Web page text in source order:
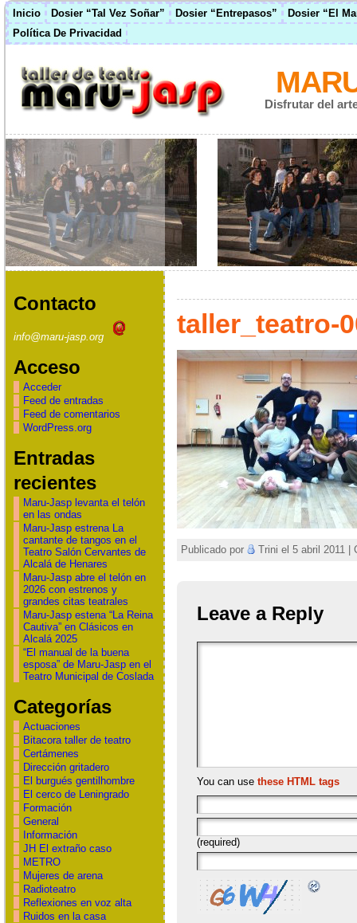
Inicio Dosier “Tal Vez Soñar” Dosier “Entrepasos”
Dosier “El
Política De Privacidad
Disfrutar del
Contacto
info@maru-jasp.org
Acceso
Acceder
Feed de entradas
Feed de comentarios
WordPress.org
Entradas
recientes
Maru-Jasp levanta el telón
en las ondas
Maru-Jasp estrena La
cantante de tangos en el
Teatro Salón Cervantes de
Alcalá de Henares
Maru-Jasp abre el telón en
2026 con estrenos y
grandes citas teatrales
Maru-Jasp estena “La Reina
Cautiva” en Clásicos en
Alcalá 2025
“El manual de la buena
esposa” de Maru-Jasp en el
Teatro Municipal de Coslada
Categorías
Actuaciones
Bitacora taller de teatro
Certámenes
Dirección gritadero
El burgués gentilhombre
El cerco de Leningrado
Formación
General
Información
JH El extraño caso
METRO
Mujeres de arena
Radioteatro
Reflexiones en voz alta
Ruidos en la casa
taller_teatro-
Publicado por Trini el 5 abril 2011 |
Leave a Reply
You can use these HTML tags
(required)